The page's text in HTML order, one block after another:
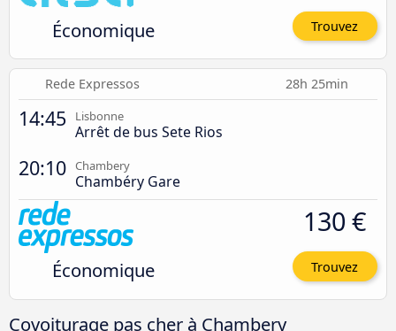
Économique Trouvez
Rede Expressos 28h 25min
14:45 Lisbonne
Arrêt de bus Sete Rios
20:10 Chambery
Chambéry Gare
Économique
130 €
Trouvez
Covoiturage pas cher à Chambery